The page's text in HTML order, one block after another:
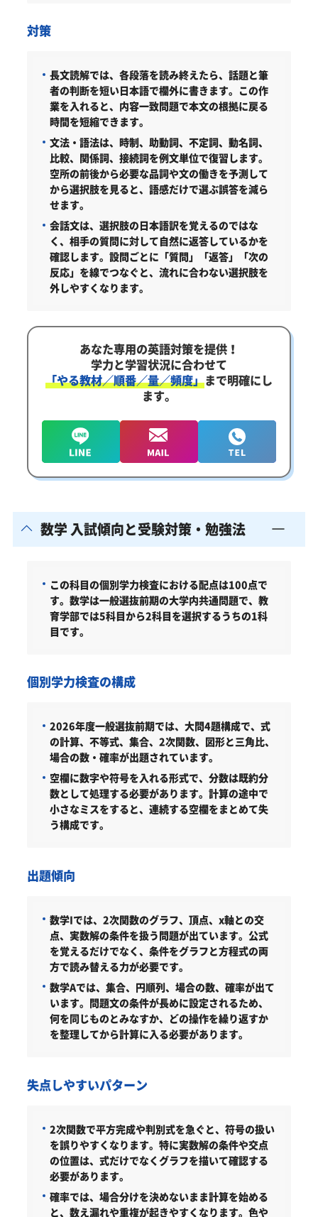
対策
長文読解では、各段落を読み終えたら、話題と筆
者の判断を短い日本語で欄外に書きます。この作
業を入れると、内容一致問題で本文の根拠に戻る
時間を短縮できます。
文法・語法は、時制、助動詞、不定詞、動名詞、
比較、関係詞、接続詞を例文単位で復習します。
空所の前後から必要な品詞や文の働きを予測して
から選択肢を見ると、語感だけで選ぶ誤答を減ら
せます。
会話文は、選択肢の日本語訳を覚えるのではな
く、相手の質問に対して自然に返答しているかを
確認します。設問ごとに「質問」「返答」「次の
反応」を線でつなぐと、流れに合わない選択肢を
外しやすくなります。
あなた専用の英語対策を提供！
学力と学習状況に合わせて
「やる教材／順番／量／頻度」まで明確にし
ます。
数学 入試傾向と受験対策・勉強法
この科目の個別学力検査における配点は100点で
す。数学は一般選抜前期の大学内共通問題で、教
育学部では5科目から2科目を選択するうちの1科
目です。
個別学力検査の構成
2026年度一般選抜前期では、大問4題構成で、式
の計算、不等式、集合、2次関数、図形と三角比、
場合の数・確率が出題されています。
空欄に数字や符号を入れる形式で、分数は既約分
数として処理する必要があります。計算の途中で
小さなミスをすると、連続する空欄をまとめて失
う構成です。
出題傾向
数学Iでは、2次関数のグラフ、頂点、x軸との交
点、実数解の条件を扱う問題が出ています。公式
を覚えるだけでなく、条件をグラフと方程式の両
方で読み替える力が必要です。
数学Aでは、集合、円順列、場合の数、確率が出て
います。問題文の条件が長めに設定されるため、
何を同じものとみなすか、どの操作を繰り返すか
を整理してから計算に入る必要があります。
失点しやすいパターン
2次関数で平方完成や判別式を急ぐと、符号の扱い
を誤りやすくなります。特に実数解の条件や交点
の位置は、式だけでなくグラフを描いて確認する
必要があります。
確率では、場合分けを決めないまま計算を始める
と、数え漏れや重複が起きやすくなります。色や